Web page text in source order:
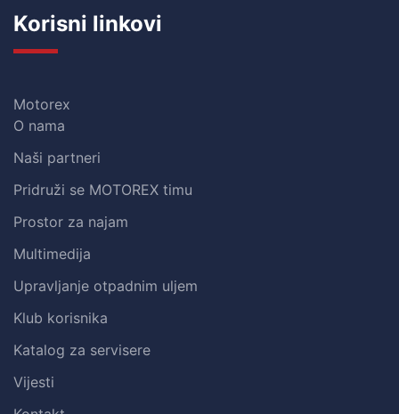
Korisni linkovi
Motorex
O nama
Naši partneri
Pridruži se MOTOREX timu
Prostor za najam
Multimedija
Upravljanje otpadnim uljem
Klub korisnika
Katalog za servisere
Vijesti